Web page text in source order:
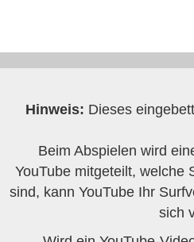
Hinweis: Dieses
Beim Abspielen wird
YouTube mitgeteilt, welche
sind, kann YouTube Ihr
sich